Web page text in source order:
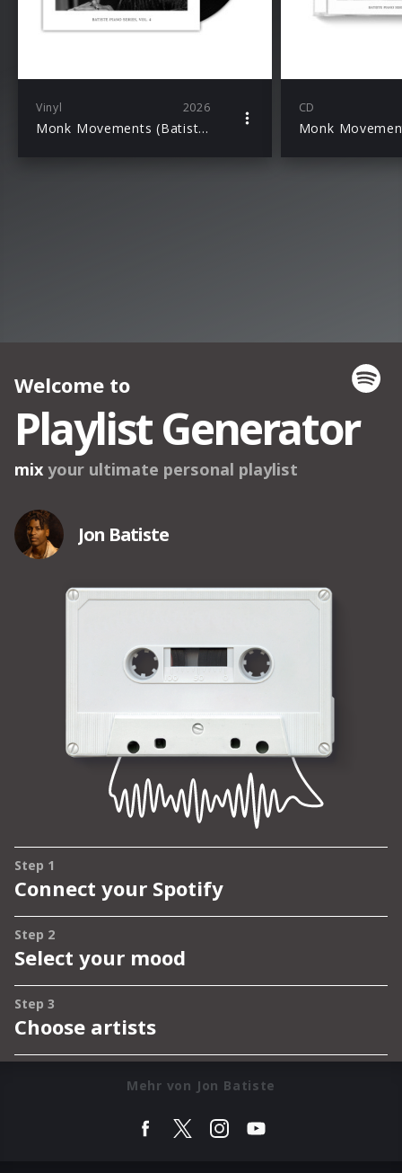
Vinyl 2026
Monk Movements (Batiste Piano Series, Vol. 4 / LP)
CD
Mehr von Jon Batiste